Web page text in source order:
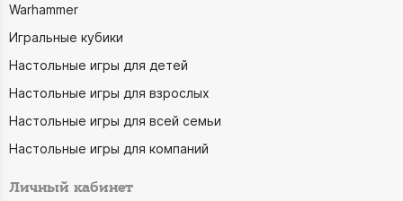
Warhammer
Игральные кубики
Настольные игры для детей
Настольные игры для взрослых
Настольные игры для всей семьи
Настольные игры для компаний
Личный кабинет